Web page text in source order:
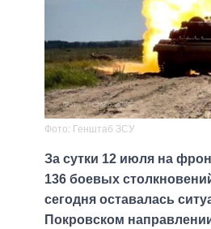
Фото: Генштаб ЗСУ
За сутки 12 июля на
136 боевых
сегодня оставалась
Покровском